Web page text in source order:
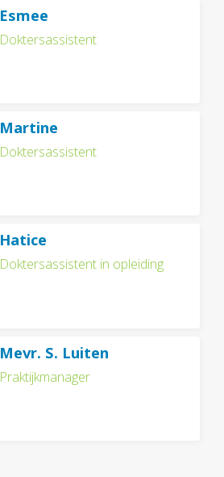
Esmee
Doktersassistent
Martine
Doktersassistent
Hatice
Doktersassistent in opleiding
Mevr. S. Luiten
Praktijkmanager